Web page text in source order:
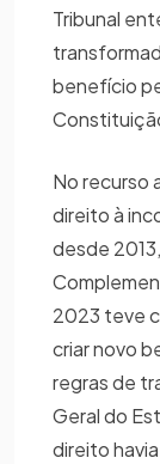
Tribunal
benefício
No recurso
direito à
desde
2023 teve
criar novo
regras de
Geral do
direito